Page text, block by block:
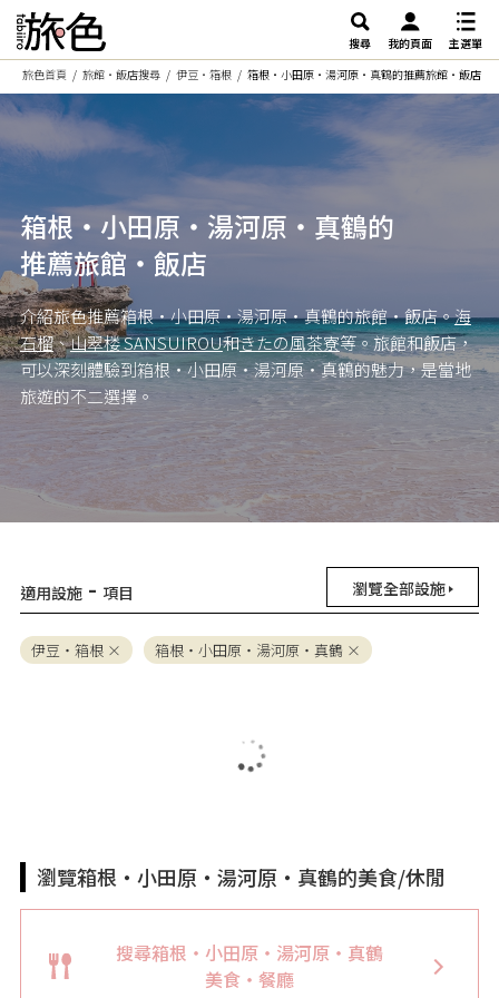
搜尋 我的頁面
主選單
旅色首頁
旅館・飯店搜尋 伊豆・箱根 箱根・小田原・湯河原・真鶴的推薦旅館・飯店
箱根・小田原・湯河原・真鶴的
推薦旅館・飯店
介紹旅色推薦箱根・小田原・湯河原・真鶴的旅館・飯店。海
石榴、山翠楼 SANSUIROU和きたの風茶寮等。旅館和飯店，
可以深刻體驗到箱根・小田原・湯河原・真鶴的魅力，是當地
旅遊的不二選擇。
適用設施 - 項目 瀏覽全部設施
伊豆・箱根 箱根・小田原・湯河原・真鶴
瀏覽箱根・小田原・湯河原・真鶴的美食/休閒
搜尋箱根・小田原・湯河原・真鶴
美食・餐廳